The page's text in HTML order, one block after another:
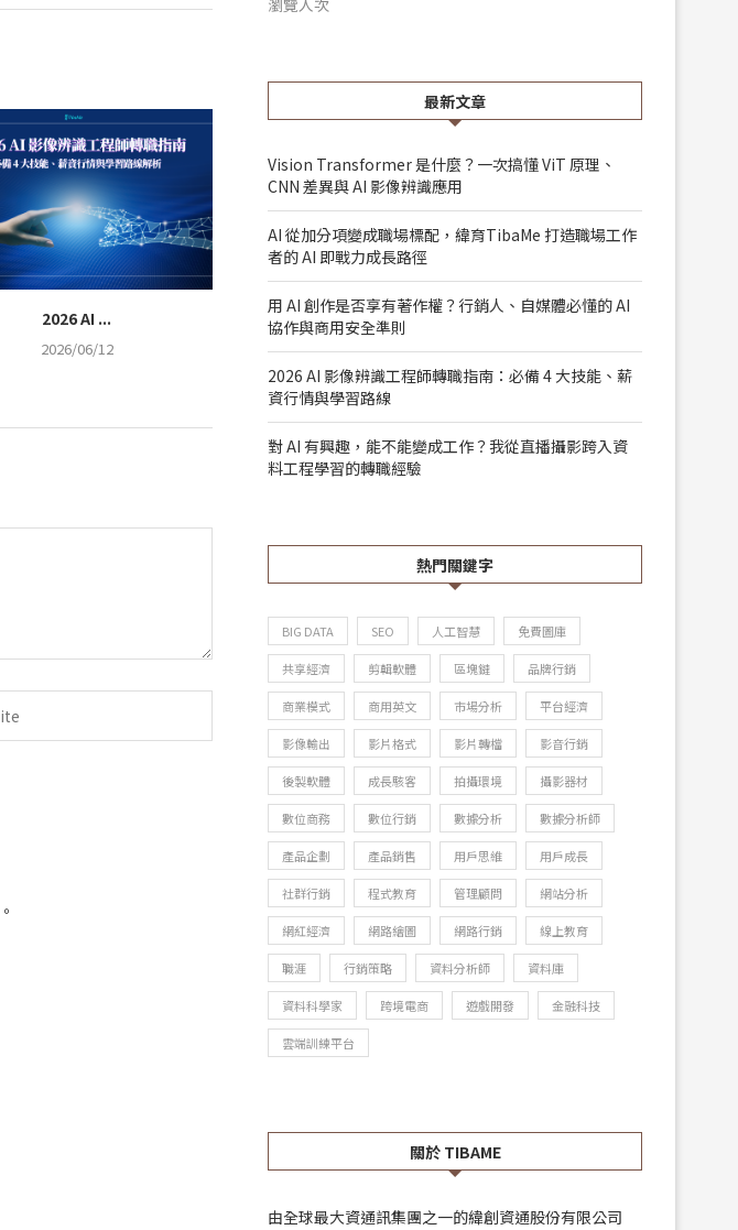
2026 AI ...
2026/06/12
對 AI 有興趣...
2026/05/14
不是零基礎，為什...
2026/05/14
。
瀏覽人次
最新文章
Vision Transformer 是什麼？一次搞懂 ViT 原理、
CNN 差異與 AI 影像辨識應用
AI 從加分項變成職場標配，緯育TibaMe 打造職場工作
者的 AI 即戰力成長路徑
用 AI 創作是否享有著作權？行銷人、自媒體必懂的 AI
協作與商用安全準則
2026 AI 影像辨識工程師轉職指南：必備 4 大技能、薪
資行情與學習路線
對 AI 有興趣，能不能變成工作？我從直播攝影跨入資
料工程學習的轉職經驗
熱門關鍵字
BIG DATA SEO 人工智慧 免費圖庫
共享經濟 剪輯軟體 區塊鏈 品牌行銷
商業模式 商用英文 市場分析 平台經濟
影像輸出 影片格式 影片轉檔 影音行銷
後製軟體 成長駭客 拍攝環境 攝影器材
數位商務 數位行銷 數據分析 數據分析師
產品企劃 產品銷售 用戶思維 用戶成長
社群行銷 程式教育 管理顧問 網站分析
網紅經濟 網路繪圖 網路行銷 線上教育
職涯 行銷策略 資料分析師 資料庫
資料科學家 跨境電商 遊戲開發 金融科技
雲端訓練平台
關於 TIBAME
由全球最大資通訊集團之一的緯創資通股份有限公司